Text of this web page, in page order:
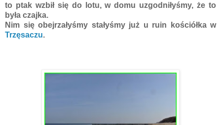
to ptak wzbił się do lotu, w domu uzgodniłyśmy, że to
była czajka.
Nim się obejrzałyśmy stałyśmy już u ruin kościółka w
Trzęsaczu.